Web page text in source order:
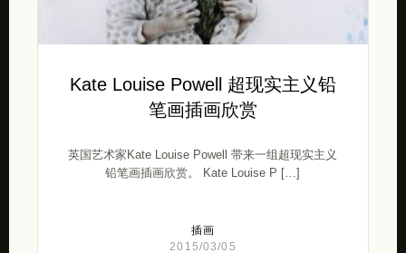
Kate Louise Powell 超现实主义铅
笔画插画欣赏
英国艺术家Kate Louise Powell 带来一组超现实主义
铅笔画插画欣赏。 Kate Louise P […]
插画
2015/03/05